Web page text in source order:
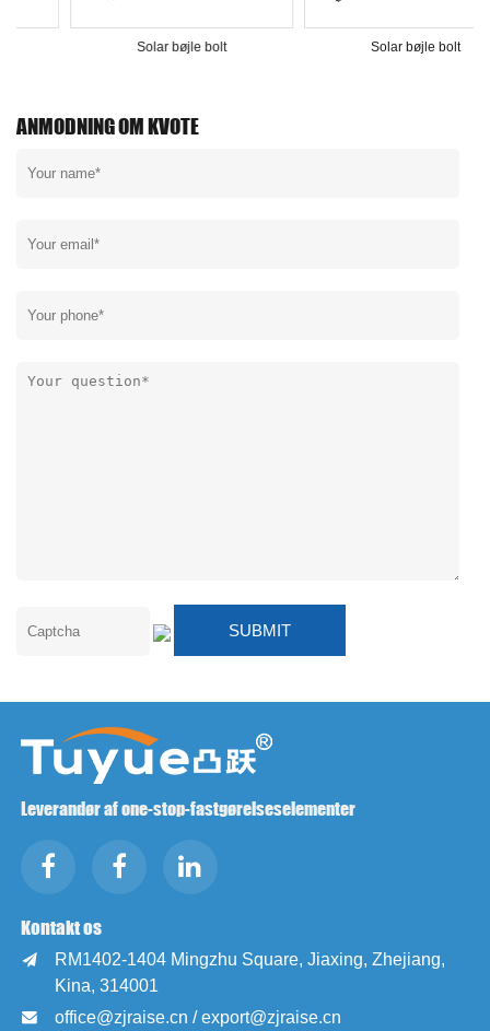
Solar bøjle bolt Solar bøjle bolt
ANMODNING OM KVOTE
Leverandør af one-stop-fastgørelseselementer
Kontakt os

RM1402-1404 Mingzhu Square, Jiaxing, Zhejiang,
Kina, 314001
 office@zjraise.cn / export@zjraise.cn